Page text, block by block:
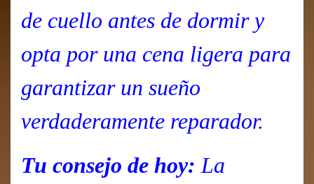
de cuello antes de dormir y
opta por una cena ligera para
garantizar un sueño
verdaderamente reparador.
Tu consejo de hoy: La